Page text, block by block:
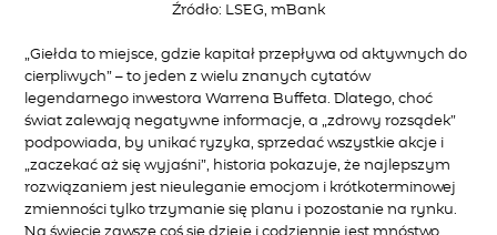
Źródło: LSEG, mBank
„Giełda to miejsce, gdzie kapitał przepływa od aktywnych do
cierpliwych” – to jeden z wielu znanych cytatów
legendarnego inwestora Warrena Buffeta. Dlatego, choć
świat zalewają negatywne informacje, a „zdrowy rozsądek”
podpowiada, by unikać ryzyka, sprzedać wszystkie akcje i
„zaczekać aż się wyjaśni”, historia pokazuje, że najlepszym
rozwiązaniem jest nieuleganie emocjom i krótkoterminowej
zmienności tylko trzymanie się planu i pozostanie na rynku.